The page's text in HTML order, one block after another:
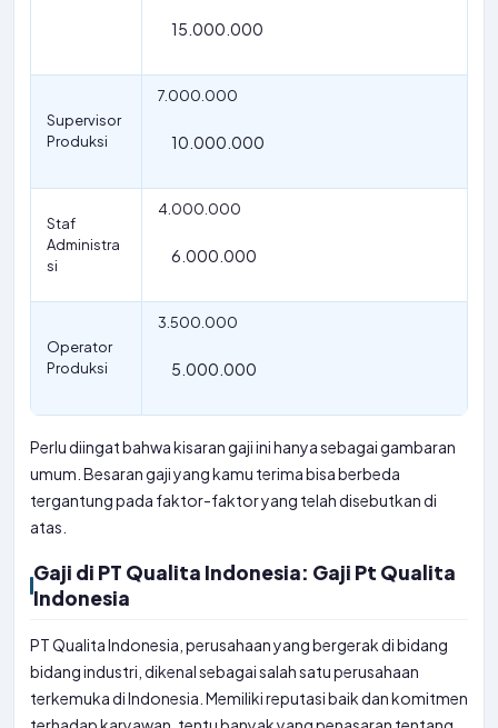
15.000.000
Supervisor
Produksi
7.000.000
10.000.000
Staf
Administra
si
4.000.000
6.000.000
Operator
Produksi
3.500.000
5.000.000
Perlu diingat bahwa kisaran gaji ini hanya sebagai gambaran
umum. Besaran gaji yang kamu terima bisa berbeda
tergantung pada faktor-faktor yang telah disebutkan di
atas.
Gaji di PT Qualita Indonesia: Gaji Pt Qualita
Indonesia
PT Qualita Indonesia, perusahaan yang bergerak di bidang
bidang industri, dikenal sebagai salah satu perusahaan
terkemuka di Indonesia. Memiliki reputasi baik dan komitmen